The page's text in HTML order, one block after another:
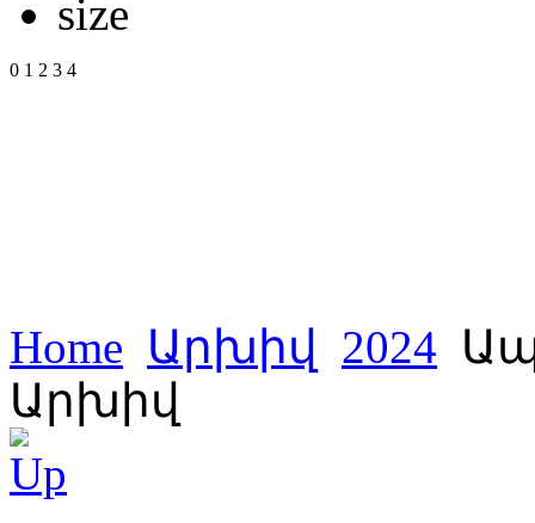
0 1 2 3 4
Home Արխիվ 2024
Արխիվ